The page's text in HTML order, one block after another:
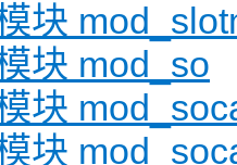
块
块 mod_so
块
块